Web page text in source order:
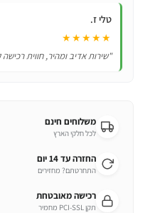
טלי ז.
★★★★★
"שירות אדיב ומהיר, חווית
משלוחים חינם
לכל חלקי הארץ
החזרה עד 14 יום
התחרטתם? מחזירים
רכישה מאובטחת
תקן PCI-SSL מחמיר